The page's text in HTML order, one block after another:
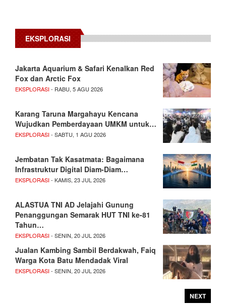
EKSPLORASI
Jakarta Aquarium & Safari Kenalkan Red
Fox dan Arctic Fox
EKSPLORASI- RABU, 5 AGU 2026
Karang Taruna Margahayu Kencana
Wujudkan Pemberdayaan UMKM untuk…
EKSPLORASI- SABTU, 1 AGU 2026
Jembatan Tak Kasatmata: Bagaimana
Infrastruktur Digital Diam-Diam…
EKSPLORASI- KAMIS, 23 JUL 2026
ALASTUA TNI AD Jelajahi Gunung
Penanggungan Semarak HUT TNI ke-81
Tahun…
EKSPLORASI- SENIN, 20 JUL 2026
Jualan Kambing Sambil Berdakwah, Faiq
Warga Kota Batu Mendadak Viral
EKSPLORASI- SENIN, 20 JUL 2026
NEXT